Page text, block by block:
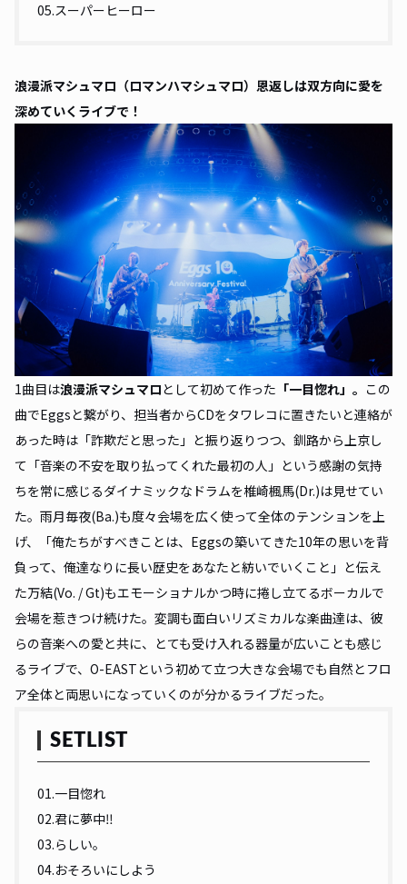
05.スーパーヒーロー
浪漫派マシュマロ（ロマンハマシュマロ）恩返しは双方向に愛を
深めていくライブで！
1曲目は浪漫派マシュマロとして初めて作った 「一目惚れ」。 この
曲でEggsと繋がり、担当者からCDをタワレコに置きたいと連絡が
あった時は「詐欺だと思った」と振り返りつつ、釧路から上京し
て「音楽の不安を取り払ってくれた最初の人」という感謝の気持
ちを常に感じるダイナミックなドラムを椎崎楓馬(Dr.)は見せてい
た。雨月毎夜(Ba.)も度々会場を広く使って全体のテンションを上
げ、「俺たちがすべきことは、Eggsの築いてきた10年の思いを背
負って、俺達なりに長い歴史をあなたと紡いでいくこと」と伝え
た万結(Vo. / Gt)もエモーショナルかつ時に捲し立てるボーカルで
会場を惹きつけ続けた。変調も面白いリズミカルな楽曲達は、彼
らの音楽への愛と共に、とても受け入れる器量が広いことも感じ
るライブで、O-EASTという初めて立つ大きな会場でも自然とフロ
ア全体と両思いになっていくのが分かるライブだった。
SETLIST
01.一目惚れ
02.君に夢中‼︎
03.らしい。
04.おそろいにしよう